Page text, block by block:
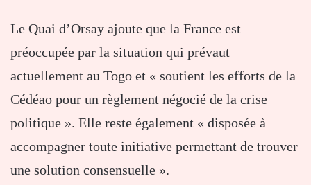
Le Quai d’Orsay ajoute que la France est
préoccupée par la situation qui prévaut
actuellement au Togo et « soutient les efforts de la
Cédéao pour un règlement négocié de la crise
politique ». Elle reste également « disposée à
accompagner toute initiative permettant de trouver
une solution consensuelle ».